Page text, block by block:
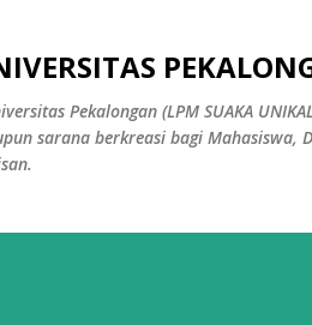
Pekalongan (LPM SUAKA
sarana berkreasi bagi Mahasiswa,